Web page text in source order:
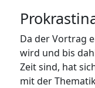
Da der Vortrag
wird und bis
Zeit sind, hat
mit der